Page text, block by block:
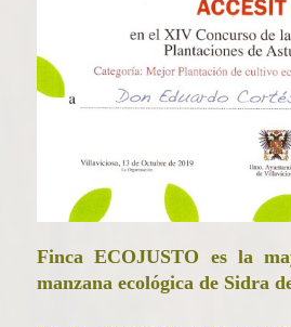
Finca ECOJUSTO es la
manzana ecológica de Sidra